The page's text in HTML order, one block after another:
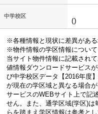
中学校区
()
※各種情報と現状に差異がある
※物件情報の学区情報について
当サイト物件情報に記載され
値情報ダウンロードサービス
び中学校区データ【2016年度
が現在の学区域と異なる場合
サービスのWEBサイト上で記
せん。また、通学区域(学区)
らを踏まえ学区情報は参考とし